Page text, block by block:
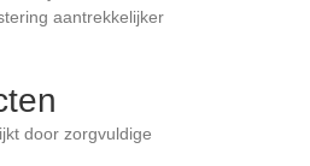
aantrekkelijker
door zorgvuldige